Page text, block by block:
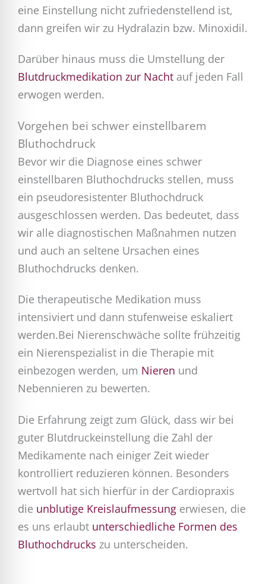
eine Einstellung nicht zufriedenstellend ist,
dann greifen wir zu Hydralazin bzw. Minoxidil.
Darüber hinaus muss die Umstellung der
Blutdruckmedikation zur Nacht auf jeden Fall
erwogen werden.
Vorgehen bei schwer einstellbarem
Bluthochdruck
Bevor wir die Diagnose eines schwer
einstellbaren Bluthochdrucks stellen, muss
ein pseudoresistenter Bluthochdruck
ausgeschlossen werden. Das bedeutet, dass
wir alle diagnostischen Maßnahmen nutzen
und auch an seltene Ursachen eines
Bluthochdrucks denken.
Die therapeutische Medikation muss
intensiviert und dann stufenweise eskaliert
werden.Bei Nierenschwäche sollte frühzeitig
ein Nierenspezialist in die Therapie mit
einbezogen werden, um Nieren und
Nebennieren zu bewerten.
Die Erfahrung zeigt zum Glück, dass wir bei
guter Blutdruckeinstellung die Zahl der
Medikamente nach einiger Zeit wieder
kontrolliert reduzieren können. Besonders
wertvoll hat sich hierfür in der Cardiopraxis
die unblutige Kreislaufmessung erwiesen, die
es uns erlaubt unterschiedliche Formen des
Bluthochdrucks zu unterscheiden.